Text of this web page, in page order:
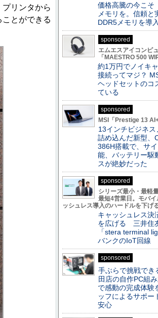
リンタから
とができる
価格高騰の今こそ
メモリを。信頼と
DDR5メモリを導
sponsored
エムエスアイコンピ
「MAESTRO 500
約1万円でノイキ
接続ってマジ？
ヘッドセットのコ
ている
sponsored
MSI「Prestige 13
13インチビジネ
詰め込んだ新型、
386H搭載で、サ
能、バッテリー駆
スが絶妙だった
sponsored
シリーズ最小・最軽
最短4営業日。モバ
ッシュレス導入のハードルを下げ
キャッシュレス決
を広げる 三井住
「stera terminal
バンクのIoT回線
sponsored
手ぶらで挑戦でき
田店の自作PC組
で感動の完成体験
ッフによるサポー
安心